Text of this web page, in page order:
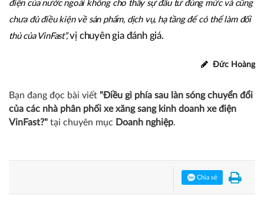
hội lớn để vươn lên trở thành số 1 tại Việt Nam.
“Tôi chờ đợi và tin tưởng VinFast sẽ chiếm lĩnh ngôi vị số 1 thị
xăng đang dần thoái trào trong khi các doanh nghiệp sản xuất xe
chưa đủ điều kiện về sản phẩm, dịch vụ, hạ tầng để có thể làm đối
thủ của VinFast”,
vị chuyên gia đánh giá.
"Điều gì phía sau làn sóng chuyển đổi
của các nhà phân phối xe xăng sang kinh doanh xe điện